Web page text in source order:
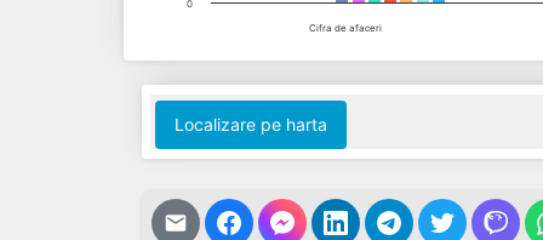
Cifra de afaceri
0
End of interactive chart.
Localizare pe harta